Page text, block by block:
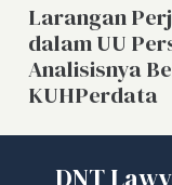
Larangan
dalam UU
Analisisnya
KUHPerdata